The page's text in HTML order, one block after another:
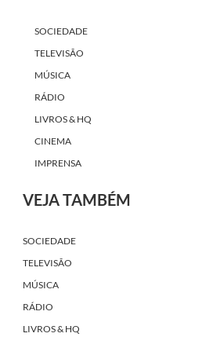
SOCIEDADE
TELEVISÃO
MÚSICA
RÁDIO
LIVROS & HQ
CINEMA
IMPRENSA
VEJA TAMBÉM
SOCIEDADE
TELEVISÃO
MÚSICA
RÁDIO
LIVROS & HQ